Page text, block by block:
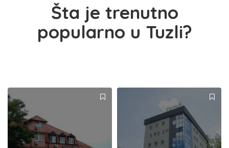
Šta je trenutno
popularno u Tuzli?